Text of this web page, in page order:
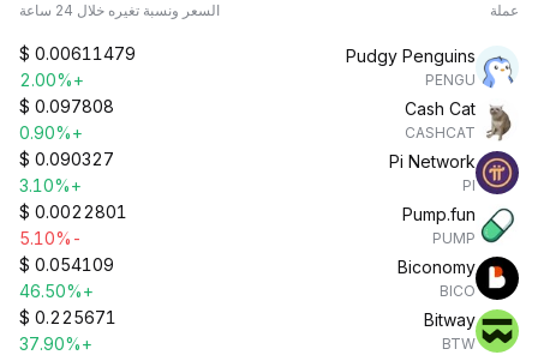
عملة السعر ونسبة تغيره خلال 24 ساعة
Pudgy Penguins
PENGU
$ 0.00611479
+2.00%
Cash Cat
CASHCAT
$ 0.097808
+0.90%
Pi Network
PI
$ 0.090327
+3.10%
Pump.fun
PUMP
$ 0.0022801
-5.10%
Biconomy
BICO
$ 0.054109
+46.50%
Bitway
BTW
$ 0.225671
+37.90%